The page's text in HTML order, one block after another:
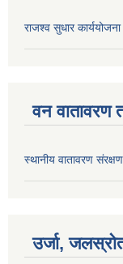
राजश्व सुधार कार्ययोजना
वन वातावरण
स्थानीय वातावरण
उर्जा,